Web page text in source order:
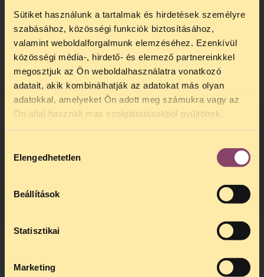
Sütiket használunk a tartalmak és hirdetések személyre
szabásához, közösségi funkciók biztosításához,
valamint weboldalforgalmunk elemzéséhez. Ezenkívül
közösségi média-, hirdető- és elemező partnereinkkel
megosztjuk az Ön weboldalhasználatra vonatkozó
adatait, akik kombinálhatják az adatokat más olyan
adatokkal, amelyeket Ön adott meg számukra vagy az
Ön által használt más szolgáltatásokból gyűjtöttek.
kiválasztása
Elengedhetetlen
Beállítások
Statisztikai
Marketing
A per részleteirőlitttájékozódhat.
TELEFONOS JOGSEGÉLY
SZÜNET!
hogytelefonos jogsegélyünk július 27 és
telefonos jogsegély
kedden, 13 és 15 óra között lesz
alatt is elér minket.